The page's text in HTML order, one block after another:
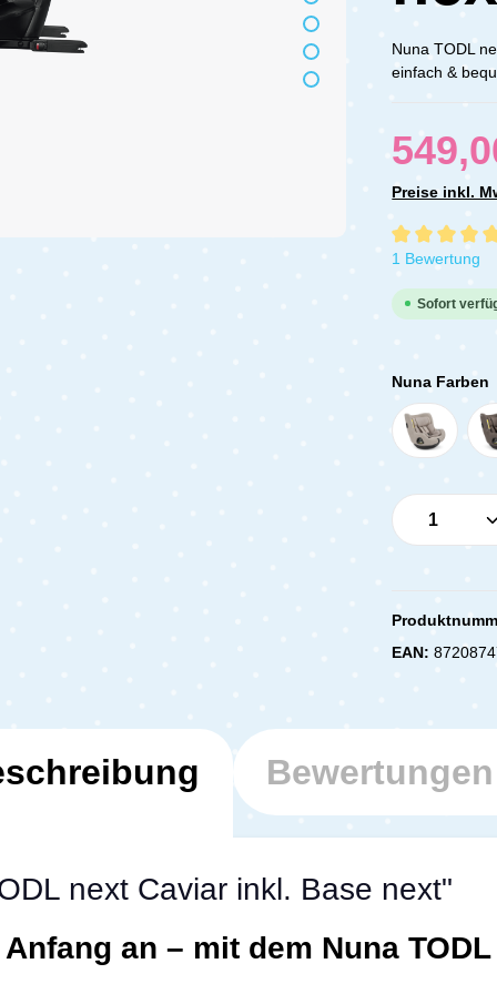
Nuna TODL
einfach &
Preise inkl.
1 Bewertung
Sofort
Nuna Farben
Produkt
EAN:
next Caviar inkl. Base next"
an – mit dem Nuna